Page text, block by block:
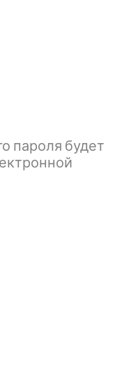
пароля будет